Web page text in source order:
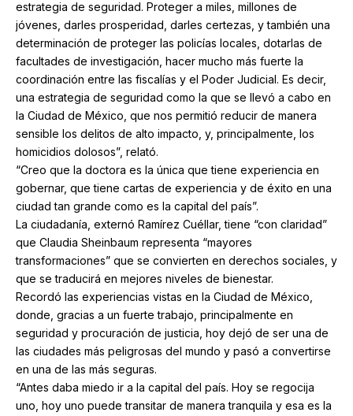
estrategia de seguridad. Proteger a miles, millones de
jóvenes, darles prosperidad, darles certezas, y también una
determinación de proteger las policías locales, dotarlas de
facultades de investigación, hacer mucho más fuerte la
coordinación entre las fiscalías y el Poder Judicial. Es decir,
una estrategia de seguridad como la que se llevó a cabo en
la Ciudad de México, que nos permitió reducir de manera
sensible los delitos de alto impacto, y, principalmente, los
homicidios dolosos”, relató.
“Creo que la doctora es la única que tiene experiencia en
gobernar, que tiene cartas de experiencia y de éxito en una
ciudad tan grande como es la capital del país”.
La ciudadanía, externó Ramírez Cuéllar, tiene “con claridad”
que Claudia Sheinbaum representa “mayores
transformaciones” que se convierten en derechos sociales, y
que se traducirá en mejores niveles de bienestar.
Recordó las experiencias vistas en la Ciudad de México,
donde, gracias a un fuerte trabajo, principalmente en
seguridad y procuración de justicia, hoy dejó de ser una de
las ciudades más peligrosas del mundo y pasó a convertirse
en una de las más seguras.
“Antes daba miedo ir a la capital del país. Hoy se regocija
uno, hoy uno puede transitar de manera tranquila y esa es la